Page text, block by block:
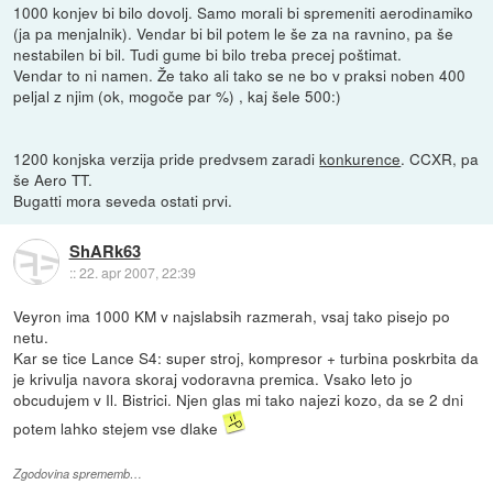
1000 konjev bi bilo dovolj. Samo morali bi spremeniti aerodinamiko
(ja pa menjalnik). Vendar bi bil potem le še za na ravnino, pa še
nestabilen bi bil. Tudi gume bi bilo treba precej poštimat.
Vendar to ni namen. Že tako ali tako se ne bo v praksi noben 400
peljal z njim (ok, mogoče par %) , kaj šele 500:)
1200 konjska verzija pride predvsem zaradikonkurence. CCXR, pa
še Aero TT.
Bugatti mora seveda ostati prvi.
ShARk63
::22. apr 2007, 22:39
Veyron ima 1000 KM v najslabsih razmerah, vsaj tako pisejo po
netu.
Kar se tice Lance S4: super stroj, kompresor + turbina poskrbita da
je krivulja navora skoraj vodoravna premica. Vsako leto jo
obcudujem v Il. Bistrici. Njen glas mi tako najezi kozo, da se 2 dni
potem lahko stejem vse dlake
Zgodovina sprememb…